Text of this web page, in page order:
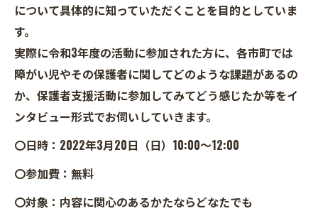
について具体的に知っていただくことを目的としていま
す。
実際に令和3年度の活動に参加された方に、各市町では
障がい児やその保護者に関してどのような課題があるの
か、保護者支援活動に参加してみてどう感じたか等をイ
ンタビュー形式でお伺いしていきます。
〇日時：2022年3月20日（日）10:00～12:00
〇参加費：無料
〇対象：内容に関心のあるかたならどなたでも